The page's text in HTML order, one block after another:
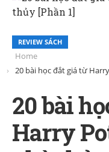
REVIEW SÁCH
Home
20 bài học đắt giá từ
20 bài
Harry